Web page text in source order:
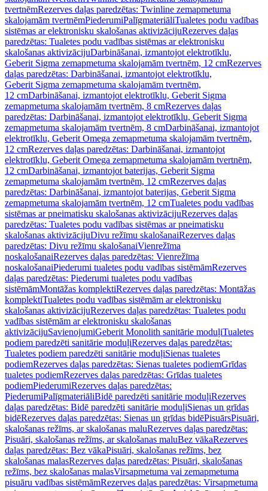
tvertnēmRezerves daļas paredzētas: Twinline zemapmetuma
skalojamām tvertnēmPiederumiPalīgmateriāliTualetes podu vadības
sistēmas ar elektronisku skalošanas aktivizācijuRezerves daļas
paredzētas: Tualetes podu vadības sistēmas ar elektronisku
skalošanas aktivizācijuDarbināšanai, izmantojot elektrotīklu,
Geberit Sigma zemapmetuma skalojamām tvertnēm, 12 cmRezerves
daļas paredzētas: Darbināšanai, izmantojot elektrotīklu,
Geberit Sigma zemapmetuma skalojamām tvertnēm,
12 cmDarbināšanai, izmantojot elektrotīklu, Geberit Sigma
zemapmetuma skalojamām tvertnēm, 8 cmRezerves daļas
paredzētas: Darbināšanai, izmantojot elektrotīklu, Geberit Sigma
zemapmetuma skalojamām tvertnēm, 8 cmDarbināšanai, izmantojot
elektrotīklu, Geberit Omega zemapmetuma skalojamām tvertnēm,
12 cmRezerves daļas paredzētas: Darbināšanai, izmantojot
elektrotīklu, Geberit Omega zemapmetuma skalojamām tvertnēm,
12 cmDarbināšanai, izmantojot baterijas, Geberit Sigma
zemapmetuma skalojamām tvertnēm, 12 cmRezerves daļas
paredzētas: Darbināšanai, izmantojot baterijas, Geberit Sigma
zemapmetuma skalojamām tvertnēm, 12 cmTualetes podu vadības
sistēmas ar pneimatisku skalošanas aktivizācijuRezerves daļas
paredzētas: Tualetes podu vadības sistēmas ar pneimatisku
skalošanas aktivizācijuDivu režīmu skalošanaiRezerves daļas
paredzētas: Divu režīmu skalošanaiVienrežīma
noskalošanaiRezerves daļas paredzētas: Vienrežīma
noskalošanaiPiederumi tualetes podu vadības sistēmāmRezerves
daļas paredzētas: Piederumi tualetes podu vadības
sistēmāmMontāžas komplektiRezerves daļas paredzētas: Montāžas
komplektiTualetes podu vadības sistēmām ar elektronisku
skalošanas aktivizācijuRezerves daļas paredzētas: Tualetes podu
vadības sistēmām ar elektronisku skalošanas
aktivizācijuSavienojumiGeberit Monolith sanitārie moduļiTualetes
podiem paredzēti sanitārie moduļiRezerves daļas paredzētas:
Tualetes podiem paredzēti sanitārie moduļiSienas tualetes
podiemRezerves daļas paredzētas: Sienas tualetes podiemGrīdas
tualetes podiemRezerves daļas paredzētas: Grīdas tualetes
podiemPiederumiRezerves daļas paredzētas:
PiederumiPalīgmateriāliBidē paredzēti sanitārie moduļiRezerves
daļas paredzētas: Bidē paredzēti sanitārie moduļiSienas un grīdas
bidēRezerves daļas paredzētas: Sienas un grīdas bidēPisuārsPisuāri,
skalošanas režīms, ar skalošanas maluRezerves daļas paredzētas:
Pisuāri, skalošanas režīms, ar skalošanas maluBez vākaRezerves
daļas paredzētas: Bez vākaPisuāri, skalošanas režīms, bez
skalošanas malasRezerves daļas paredzētas: Pisuāri, skalošanas
režīms, bez skalošanas malasVirsapmetuma vai zemapmetuma
pisuāru vadības sistēmāmRezerves daļas paredzētas: Virsapmetuma